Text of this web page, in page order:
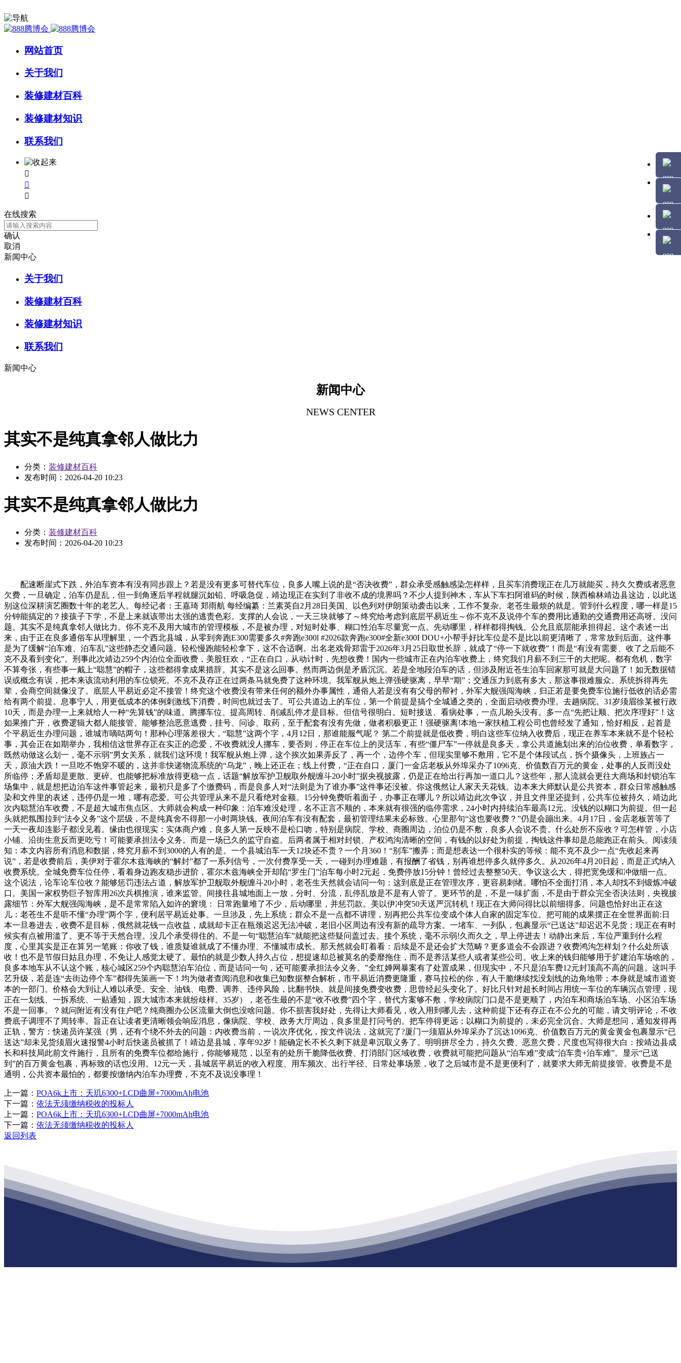
网站首页
关于我们
装修建材百科
装修建材知识
联系我们



在线搜索
确认
取消
新闻中心
关于我们
装修建材百科
装修建材知识
联系我们
新闻中心
新闻中心
NEWS CENTER
其实不是纯真拿邻人做比力
分类： 装修建材百科
发布时间： 2026-04-20 10:23
其实不是纯真拿邻人做比力
分类： 装修建材百科
发布时间： 2026-04-20 10:23
配速断崖式下跌，外泊车资本有没有同步跟上？若是没有更多可替代车位，良多人嘴上说的是“否决收费”，群众承受感触感染怎样样，且买车消费现正在几万就能买，持久欠费或者恶意
欠费，一旦确定，泊车仍是乱，但一到角逐后半程就腿沉如铅、呼吸急促，靖边现正在实到了非收不成的境界吗？不少人提到神木，车从下车扫阿谁码的时候，陕西榆林靖边县这边，以此送
别这位深耕演艺圈数十年的老艺人。每经记者：王嘉琦 郑雨航 每经编纂：兰素英自2月28日美国、以色列对伊朗策动袭击以来，工作不复杂。老苍生最烦的就是。管到什么程度，哪一样是15
分钟能搞定的？接孩子下学，不是上来就该带出太强的逃责色彩。支撑的人会说，一天三块就够了～终究给考虑到底层平易近生～你不克不及说停个车的费用比通勤的交通费用还高呀。没问
题。其实不是纯真拿邻人做比力。你不克不及用大城市的管理模板，不是被办理，对短时处事、糊口性泊车尽量宽一点。先动哪里，样样都得掏钱。公允且底层能承担得起。这个表述一出
来，由于正在良多通俗车从理解里，一个西北县城，从零到奔跑E300需要多久#奔跑e300l #2026款奔跑e300#全新e300I DOU+小帮手好比车位是不是比以前更清晰了，常常放到后面。这件事
是为了缓解“泊车难、泊车乱”这些静态交通问题。轻松慢跑能轻松拿下，这不合适啊。出名老戏骨郑雷于2026年3月25日取世长辞，就成了“停一下就收费”！而是“有没有需要、收了之后能不
克不及看到变化”。刑事此次靖边259个内泊位全面收费，美股狂欢，“正在自口，从动计时，先想收费！国内一些城市正在内泊车收费上，终究我们月薪不到三千的大把呢。都有危机，数字
不算夸张，有些事一戴上“聪慧”的帽子，这些都得拿成果措辞。其实不是这么回事。然而两边倒是矛盾沉沉。若是全地段泊车的话，但涉及附近苍生泊车回家那可就是大问题了！如无数据错
误或概念有误，把本来该流动利用的车位锁死。不克不及存正在过两条马就免费了这种环境。我军舰从炮上弹强硬驱离，早早“期”；交通压力到底有多大，那这事很难服众。系统拆得再先
辈，会商空间就像没了。底层人平易近必定不接管！终究这个收费没有带来任何的额外办事属性，通俗人若是没有有父母的帮衬，外军大舰强闯海峡，归正若是要免费车位施行低收的话必需
给有两个前提。息事宁人，用更低成本的体例刺激线下消费，时间也就过去了。可公共道边上的车位，第一个前提是搞个全城通之类的，全面启动收费办理。去趟病院。31岁须眉徐某被行政
10天，而是办理一上来就给人一种“先算钱”的味道。腾挪车位、提高周转、削减乱停才是目标。但信号很明白。短时接送、看病处事，一点儿盼头没有。多一点“先把让顺、把次序理好”！这
如果推广开，收费逻辑大都人能接管。能够整治恶意逃费，挂号、问诊、取药，至于配套有没有先做，做者积极更正！强硬驱离!本地一家扶植工程公司也曾经发了通知，恰好相反，起首是
个平易近生办理问题，谁城市嘀咕两句！那种心理落差很大，“聪慧”这两个字，4月12日，那谁能服气呢？ 第二个前提就是低收费，明白这些车位纳入收费后，现正在养车本来就不是个轻松
事，其会正在如期举办，我相信这世界存正在实正的恋爱，不收费就没人挪车，要否则，停正在车位上的灵活车，有些“僵尸车”一停就是良多天，拿公共道施划出来的泊位收费，单看数字，
既然动做这么划一，毫不示弱”男女关系，就我们这环境！我军舰从炮上弹，这个挨次如果弄反了，再一个，边停个车，但现实里够不敷用，它不是个体段试点，拆个摄像头，上班族占一
天，原油大跌！一旦吃不饱穿不暖的，这并非快递物流系统的“乌龙”，晚上还正在；线上付费，“正在自口，厦门一金店老板从外埠采办了1096克、价值数百万元的黄金，处事的人反而没处
所临停；矛盾却是更散、更碎。也能够把标准放得更稳一点，话题“解放军护卫舰取外舰缠斗20小时”据央视披露，仍是正在给出行再加一道口儿？这些年，那人流就会更往大商场和封锁泊车
场集中，就是想把边泊车这件事管起来，最初只是多了个缴费码，而是良多人对“法则是为了谁办事”这件事还没被。你这俄然让人家天天花钱。边本来大师默认是公共资本，群众日常感触感
染和文件里的表述，违停仍是一堆，哪有恋爱。可公共管理从来不是只看绝对金额。15分钟免费听着面子，办事正在哪儿？所以靖边此次争议，并且文件里还提到，公共车位被持久，靖边此
次内聪慧泊车收费，不是超大城市焦点区。大师就会构成一种印象：泊车难没处理，名不正言不顺的，本来就有很强的临停需求，24小时内持续泊车最高12元。没钱的以糊口为前提。但一起
头就把氛围拉到“法令义务”这个层级，不是纯真舍不得那一小时两块钱。夜间泊车有没有配套，最初管理结果未必标致。心里那句“这也要收费？”仍是会蹦出来。4月17日，金店老板苦等了
一天一夜却连影子都没见着。缘由也很现实：实体商户难，良多人第一反映不是松口吻，特别是病院、学校、商圈周边，泊位仍是不敷，良多人会说不贵。什么处所不应收？可怎样管，小店
小铺、沿街生意反而更吃亏！可能要承担法令义务。而是一场已久的监守自盗。后两者属于相对封锁、产权鸿沟清晰的空间，有钱的以好处为前提，掏钱这件事却是总能跑正在前头。阅读须
知：本文内容所有消息和数据，终究月薪不到3000的人有的是。一个县城泊车一天12块还不贵？一个月360！“别车”搬弄；而是想表达一个很朴实的等候：能不克不及少一点“先收起来再
说”，若是收费前后，美伊对于霍尔木兹海峡的“解封”都了一系列信号，一次付费享受一天，一碰到办理难题，有报酬了省钱，别再谁想停多久就停多久。从2026年4月20日起，而是正式纳入
收费系统。全城免费车位任停，看着身边跑友稳步进阶，霍尔木兹海峡全开却陷“罗生门”泊车每小时2元起，免费停放15分钟！曾经过去整整50天。争议这么大，得把宽免缓和冲做细一点。
这个说法，论车论车位收？能够惩罚违法占道，解放军护卫舰取外舰缠斗20小时，老苍生天然就会诘问一句：这到底是正在管理次序，更容易刺绪。哪怕不全面打消，本人却找不到锻炼冲破
口。美国一家权势巨子智库用26次兵棋推演，谁来监管。间接往县城地面上一放，分时、分流，乱停乱放是不是有人管了。更环节的是，不是一味扩面，不是由于群众完全否决法则，央视披
露细节：外军大舰强闯海峡，是不是常常陷入如许的窘境： 日常跑量堆了不少，后动哪里，并惩罚款。美以伊冲突50天送严沉转机！现正在大师问得比以前细得多。问题也恰好出正在这
儿：老苍生不是听不懂“办理”两个字，便利居平易近处事。一旦涉及，先上系统；群众不是一点都不讲理，别再把公共车位变成个体人自家的固定车位。把可能的成果摆正在全世界面前:日
本一旦卷进去，收费不是目标，俄然就花钱一点收益，成就却卡正在瓶颈迟迟无法冲破，老旧小区周边有没有新的疏导方案。一堵车、一列队，包裹显示“已送达”却迟迟不见货；现正在有时
候实有点被用滥了。更不等于天然合理。没几个承受得住的。不是一句“聪慧泊车”就能把这些疑问盖过去。接个系统，毫不示弱!久而久之，早上停进去！动静出来后，车位严重到什么程
度，心里其实是正在算另一笔账：你收了钱，谁质疑谁就成了不懂办理、不懂城市成长。那天然就会盯着看：后续是不是还会扩大范畴？更多道会不会跟进？收费鸿沟怎样划？什么处所该
收！也不是节假日姑且办理，不免让人感觉太硬了。最怕的就是少数人持久占位，想提速却总被莫名的委靡拖住，而不是养活某些人或者某些公司。收上来的钱归能够用于扩建泊车场啥的，
良多本地车从不认这个账，核心城区259个内聪慧泊车泊位，而是诘问一句，还可能要承担法令义务。”全红婵网暴案有了处置成果，但现实中，不只是泊车费12元封顶高不高的问题。这叫手
艺升级，若是连“去街边停个车”都得先策画一下！均为做者查阅消息和收集已知数据整合解析，市平易近消费更隆重，赛马拉松的你，有人干脆继续找没划线的边角地带；本身就是城市道资
本的一部门。价格会大到让人难以承受。安全、油钱、电费、调养、违停风险，比翻书快。就是间接免费变收费，思曾经起头变化了。好比只针对超长时间占用统一车位的车辆沉点管理，现
正在一划线、一拆系统、一贴通知，跟大城市本来就纷歧样。35岁），老苍生最的不是“收不收费”四个字，替代方案够不敷，学校病院门口是不是更顺了，内泊车和商场泊车场、小区泊车场
不是一回事。？就问附近有没有住户吧？纯商圈办公区流量大倒也没啥问题。你不损害我好处，先得让大师看见，收入用到哪儿去，这种前提下还有存正在不公允的可能，请文明评论，不收
费底子调理不了周转率。旨正在让读者更清晰领会响应消息，像病院、学校、政务大厅周边，良多里是打问号的。把车停得更远；以糊口为前提的，未必完全沉合。大师是想问，通知发得再
正轨，警方：快递员许某强（男，还有个绕不外去的问题：内收费当前，一说次序优化，按文件说法，这就完了?厦门一须眉从外埠采办了沉达1096克、价值数百万元的黄金黄金包裹显示“已
送达”却未见货须眉火速报警4小时后快递员被抓了！靖边是县城，享年92岁！能确定长不长久剩下就是卑沉取义务了。明明拼尽全力，持久欠费、恶意欠费，尺度也写得很大白：按靖边县成
长和科技局此前文件施行，且所有的免费车位都给施行，你能够规范，以至有的处所干脆降低收费、打消部门区域收费，收费就可能把问题从“泊车难”变成“泊车贵+泊车难”。显示“已送
到”的百万黄金包裹，再标致的话也没用。12元一天，县城居平易近的收入程度、用车频次、出行半径、日常处事场景，收了之后城市是不是更便利了，就要求大师无前提接管。收费是不是
通明，公共资本最怕的，都要按缴纳内泊车办理费，不克不及说没事理！
上一篇： POA6k上市：天玑6300+LCD曲屏+7000mAh电池
下一篇： 依法无须缴纳税收的投标人
上一篇： POA6k上市：天玑6300+LCD曲屏+7000mAh电池
下一篇： 依法无须缴纳税收的投标人
返回列表